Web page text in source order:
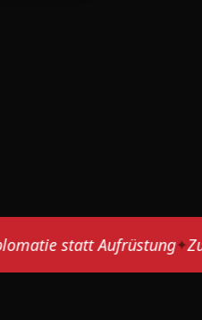
statt Aufrüstung✦